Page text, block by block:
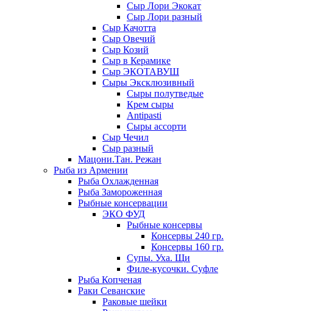
Сыр Лори Экокат
Сыр Лори разный
Сыр Качотта
Сыр Овечий
Сыр Козий
Сыр в Керамике
Сыр ЭКОТАВУШ
Сыры Эксклюзивный
Сыры полутведые
Крем сыры
Antipasti
Сыры ассорти
Сыр Чечил
Сыр разный
Мацони.Тан. Режан
Рыба из Армении
Рыба Охлажденная
Рыба Замороженная
Рыбные консервации
ЭКО ФУД
Рыбные консервы
Консервы 240 гр.
Консервы 160 гр.
Супы. Уха. Щи
Филе-кусочки. Суфле
Рыба Копченая
Раки Севанские
Раковые шейки